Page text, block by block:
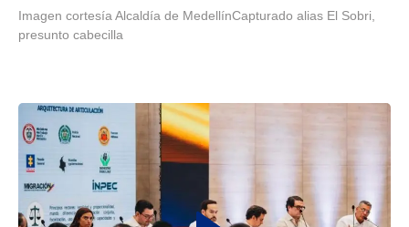
Imagen cortesía Alcaldía de MedellínCapturado alias El Sobri,
presunto cabecilla